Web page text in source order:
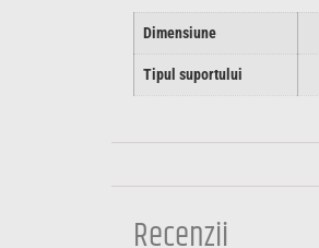
Dimensiune
Tipul suportului
Recenzii